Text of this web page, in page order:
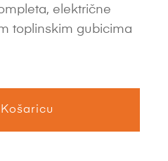
električne
toplinskim gubicima